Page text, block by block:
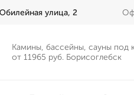
улица, 2
Камины, бассейны, сауны под
от 11965 руб. Борисоглебск